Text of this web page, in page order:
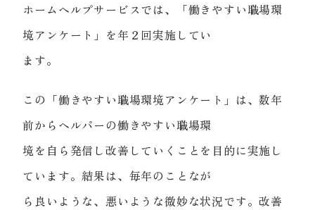
ホームヘルプサービスでは、「働きやすい職場環
境アンケート」を年２回実施してい
ます。
この「働きやすい職場環境アンケート」は、数年
前からヘルパーの働きやすい職場環
境を自ら発信し改善していくことを目的に実施し
ています。結果は、毎年のことなが
ら良いような、悪いような微妙な状況です。改善